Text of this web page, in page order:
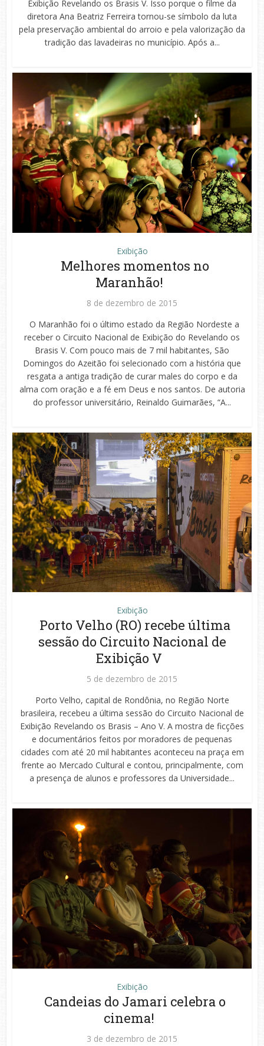
Exibição Revelando os Brasis V. Isso porque o filme da
diretora Ana Beatriz Ferreira tornou-se símbolo da luta
pela preservação ambiental do arroio e pela valorização da
tradição das lavadeiras no município. Após a...
Exibição
Melhores momentos no
Maranhão!
8 de dezembro de 2015
O Maranhão foi o último estado da Região Nordeste a
receber o Circuito Nacional de Exibição do Revelando os
Brasis V. Com pouco mais de 7 mil habitantes, São
Domingos do Azeitão foi selecionado com a história que
resgata a antiga tradição de curar males do corpo e da
alma com oração e a fé em Deus e nos santos. De autoria
do professor universitário, Reinaldo Guimarães, “A...
Exibição
Porto Velho (RO) recebe última
sessão do Circuito Nacional de
Exibição V
5 de dezembro de 2015
Porto Velho, capital de Rondônia, no Região Norte
brasileira, recebeu a última sessão do Circuito Nacional de
Exibição Revelando os Brasis – Ano V. A mostra de ficções
e documentários feitos por moradores de pequenas
cidades com até 20 mil habitantes aconteceu na praça em
frente ao Mercado Cultural e contou, principalmente, com
a presença de alunos e professores da Universidade...
Exibição
Candeias do Jamari celebra o
cinema!
3 de dezembro de 2015